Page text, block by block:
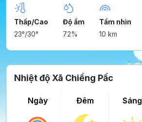
Thấp/Cao
23°/30°
Độ ẩm
72%
Tầm nhìn
10 km
Nhiệt độ Xã Chiềng Pấc
Ngày Đêm Sáng